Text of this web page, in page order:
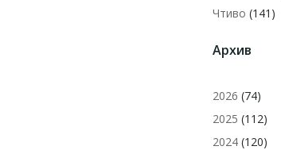
Чтиво (141)
Архив
2026 (74)
2025 (112)
2024 (120)